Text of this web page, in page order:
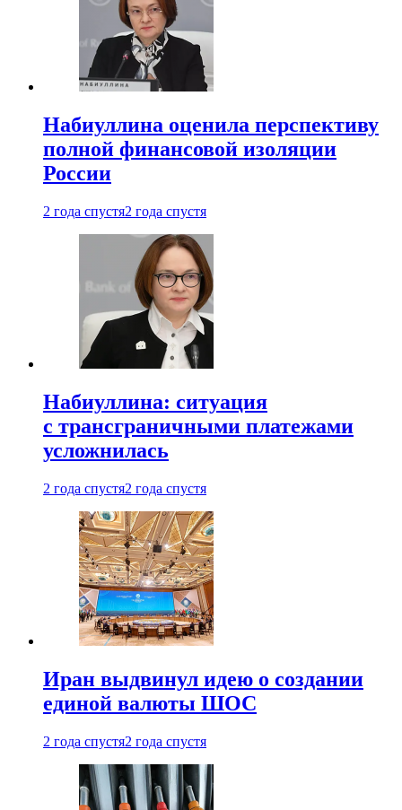
Набиуллина оценила перспективу
полной финансовой изоляции
России
2 года спустя2 года спустя
Набиуллина: ситуация
с трансграничными платежами
усложнилась
2 года спустя2 года спустя
Иран выдвинул идею о создании
единой валюты ШОС
2 года спустя2 года спустя